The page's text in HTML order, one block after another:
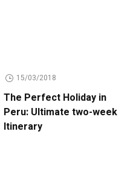
15/03/2018
The Perfect Holiday in
Peru: Ultimate two-week
Itinerary